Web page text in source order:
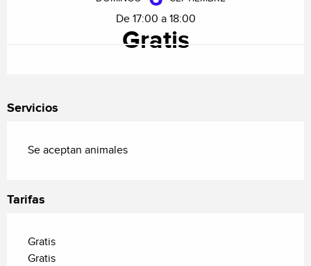
De 17:00 a 18:00
Gratis
Servicios
Se aceptan animales
Tarifas
Gratis
Gratis